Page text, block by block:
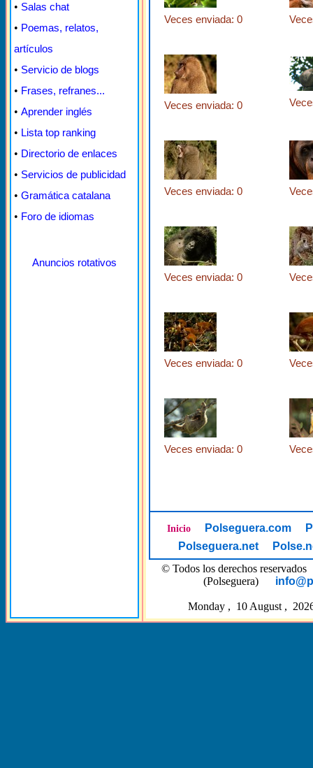
• Salas chat
• Poemas, relatos,
artículos
• Servicio de blogs
• Frases, refranes...
• Aprender inglés
• Lista top ranking
• Directorio de enlaces
• Servicios de publicidad
• Gramática catalana
• Foro de idiomas
Anuncios rotativos
Veces enviada: 0
Veces enviada: 0
Veces enviada: 0
Veces enviada: 0
Veces enviada: 0
Veces enviada: 0
Inicio Polseguera.com
Polseguera.net
© Todos los derechos
(Polseguera)
Monday , 10 August ,